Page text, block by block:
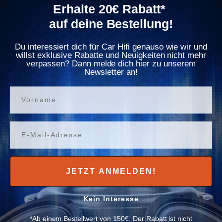
2.5mm² OFC
Lautsprecherkabel
Normaler Preis
Verfügbar
In den Warenkorb
1 Bewertung
Ground Zero
2.5mm² CCA
Lautsprecherkabel
Normaler Preis
1,39€
In den Warenkorb
✈ 1-3 Tage ✈ 1-3 Tage
Erhalte 20€ Rabatt*
auf deine Bestellung!
Du interessiert dich für Car Hifi genauso wie wir und
willst exklusive Rabatte und Neuigkeiten nicht mehr
verpassen? Dann melde dich hier zu unserem
Newsletter an!
JETZT ANMELDEN!
Kein Interesse
*Ab einem Bestellwert von 150€. Der Rabatt ist nicht